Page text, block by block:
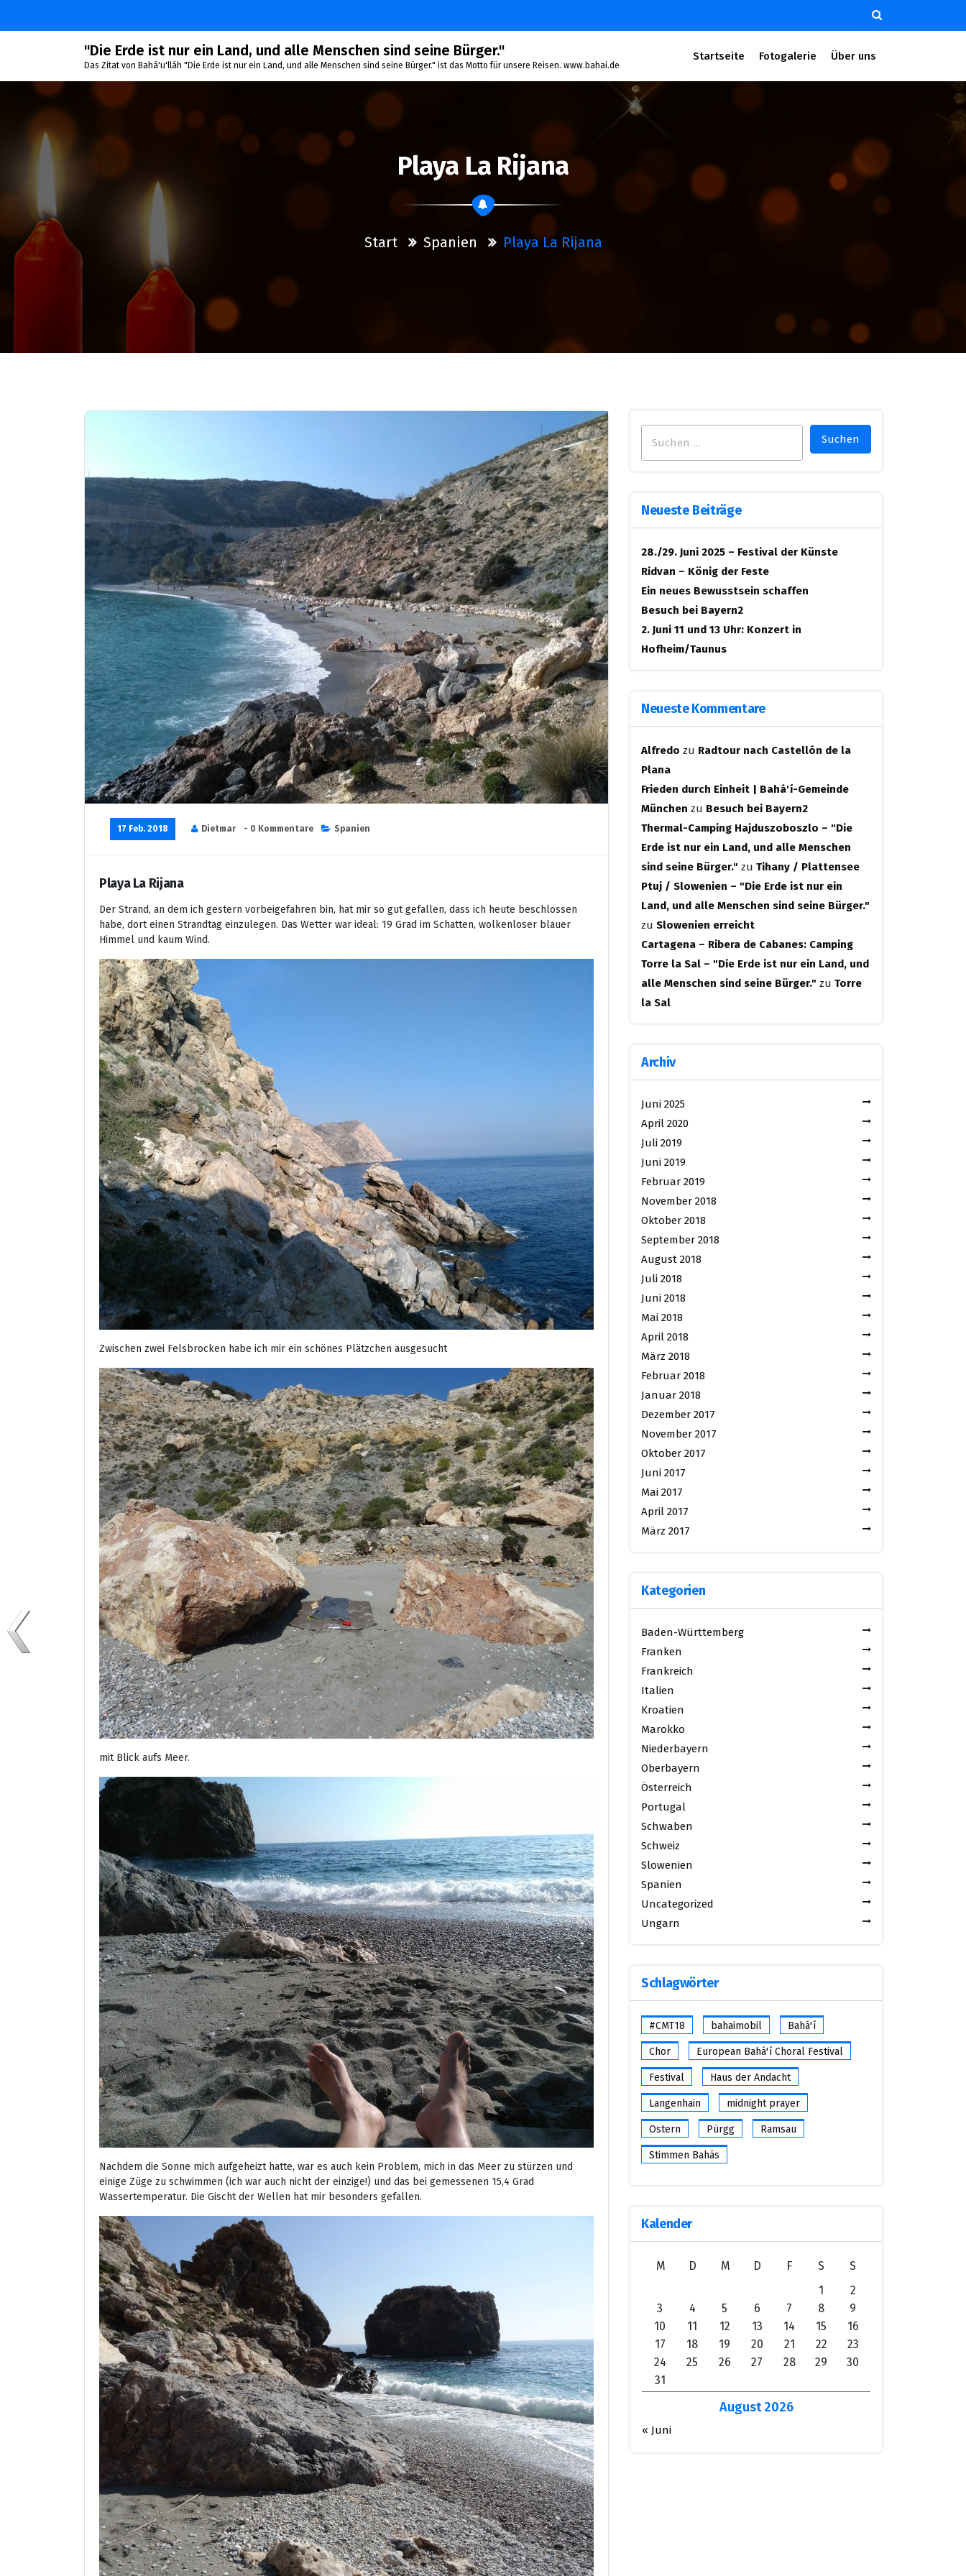
"Die Erde ist nur ein Land, und alle Menschen sind seine Bürger."
Das Zitat von Bahá'u'lláh "Die Erde ist nur ein Land, und alle Menschen sind seine Bürger." ist das Motto für unsere Reisen. www.bahai.de
Startseite Fotogalerie Über uns
Playa La Rijana
Start Spanien Playa La Rijana
17 Feb. 2018 Dietmar - 0 Kommentare Spanien
Playa La Rijana
Der Strand, an dem ich gestern vorbeigefahren bin, hat mir so gut gefallen, dass ich heute beschlossen
habe, dort einen Strandtag einzulegen. Das Wetter war ideal: 19 Grad im Schatten, wolkenloser blauer
Himmel und kaum Wind.
Zwischen zwei Felsbrocken habe ich mir ein schönes Plätzchen ausgesucht
mit Blick aufs Meer.
Nachdem die Sonne mich aufgeheizt hatte, war es auch kein Problem, mich in das Meer zu stürzen und
einige Züge zu schwimmen (ich war auch nicht der einzige!) und das bei gemessenen 15,4 Grad
Wassertemperatur. Die Gischt der Wellen hat mir besonders gefallen.
nach:
Neueste Beiträge
28./29. Juni 2025 – Festival der Künste
Ridvan – König der Feste
Ein neues Bewusstsein schaffen
Besuch bei Bayern2
2. Juni 11 und 13 Uhr: Konzert in
Hofheim/Taunus
Neueste Kommentare
Alfredo zu Radtour nach Castellón de la
Plana
Frieden durch Einheit | Bahá'í-Gemeinde
München zu Besuch bei Bayern2
Thermal-Camping Hajduszoboszlo – "Die
Erde ist nur ein Land, und alle Menschen
sind seine Bürger." zu Tihany / Plattensee
Ptuj / Slowenien – "Die Erde ist nur ein
Land, und alle Menschen sind seine Bürger."
zu Slowenien erreicht
Cartagena – Ribera de Cabanes: Camping
Torre la Sal – "Die Erde ist nur ein Land, und
alle Menschen sind seine Bürger." zu Torre
la Sal
Archiv
Juni 2025
April 2020
Juli 2019
Juni 2019
Februar 2019
November 2018
Oktober 2018
September 2018
August 2018
Juli 2018
Juni 2018
Mai 2018
April 2018
März 2018
Februar 2018
Januar 2018
Dezember 2017
November 2017
Oktober 2017
Juni 2017
Mai 2017
April 2017
März 2017
Kategorien
Baden-Württemberg
Franken
Frankreich
Italien
Kroatien
Marokko
Niederbayern
Oberbayern
Österreich
Portugal
Schwaben
Schweiz
Slowenien
Spanien
Uncategorized
Ungarn
Schlagwörter
#CMT18 bahaimobil Bahá'í
Chor European Bahá'í Choral Festival
Festival Haus der Andacht
Langenhain midnight prayer
Ostern Pürgg Ramsau
Stimmen Bahás
Kalender
August 2026
M D M D F S
S
1
2
3
4 5 6 7 8
9
10
11 12 13 14 15
16
17
18 19 20 21 22
23
24
25 26 27 28 29
30
31
« Juni